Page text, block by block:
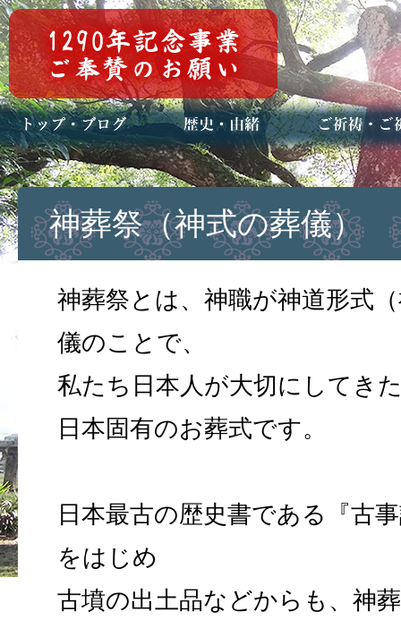
トップページ
ブログ(日々八百万)
お知らせ一覧 歴史・ご祭神
年中行事
メディア掲載 ご祈祷・ご祈
安産祈願
初宮参り
七五三詣
長寿のお祝い
神前結婚式
厄祓い・方位
車のお祓い
地鎮祭
神葬祭（神式
神葬祭（神式の葬儀）
神葬祭とは、神職が神道形式
儀のことで、
私たち日本人が大切にしてき
日本固有のお葬式です。
日本最古の歴史書である『古
をはじめ
古墳の出土品などからも、神